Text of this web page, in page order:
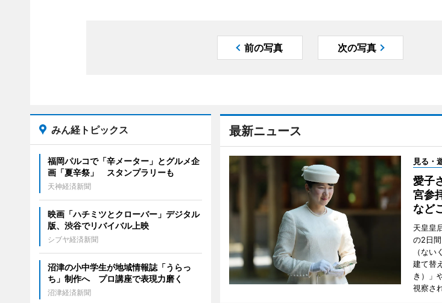
前の写真 次の写真
最新ニュース
見る・
愛子
宮参
など
天皇皇
の2日
（な
建て替
き）」
視察さ
みん経トピックス
福岡パルコで「辛メーター」とグルメ企
画「夏辛祭」 スタンプラリーも
天神経済新聞
映画「ハチミツとクローバー」デジタル
版、渋谷でリバイバル上映
シブヤ経済新聞
沼津の小中学生が地域情報誌「うらっ
ち」制作へ プロ講座で表現力磨く
沼津経済新聞